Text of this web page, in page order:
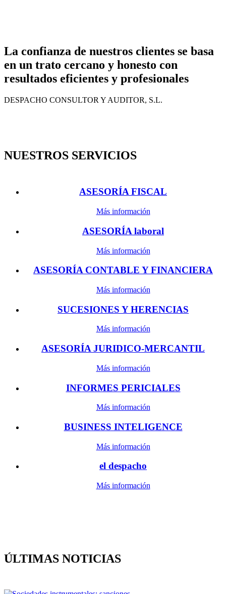
La confianza de nuestros clientes se basa
en un trato cercano y honesto con
resultados eficientes y profesionales
DESPACHO CONSULTOR Y AUDITOR, S.L.
NUESTROS SERVICIOS
ASESORÍA FISCAL
Más información
ASESORÍA laboral
Más información
ASESORÍA CONTABLE Y FINANCIERA
Más información
SUCESIONES Y HERENCIAS
Más información
ASESORÍA JURIDICO-MERCANTIL
Más información
INFORMES PERICIALES
Más información
BUSINESS INTELIGENCE
Más información
el despacho
Más información
ÚLTIMAS NOTICIAS